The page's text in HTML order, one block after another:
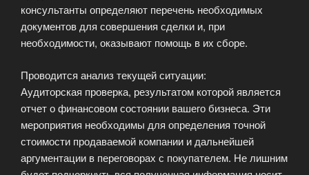
консультанты определяют перечень необходимых
документов для совершения сделки и, при
необходимости, оказывают помощь в их сборе.
Проводится анализ текущей ситуации:
Аудиторская проверка, результатом которой является
отчет о финансовом состоянии вашего бизнеса. Эти
мероприятия необходимы для определения точной
стоимости продаваемой компании и дальнейшей
аргументации в переговорах с покупателем. Не лишним